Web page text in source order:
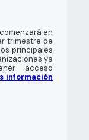
en
trimestre de
principales
ya
acceso
información